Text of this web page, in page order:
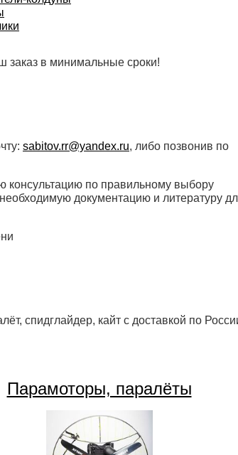
заказ в минимальные сроки!
sabitov.rr@yandex.ru, либо позвонив по
консультацию по правильному выбору
документацию и литературу
спидглайдер, кайт с доставкой по
Парамоторы, паралёты